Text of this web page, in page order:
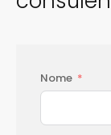
Nome